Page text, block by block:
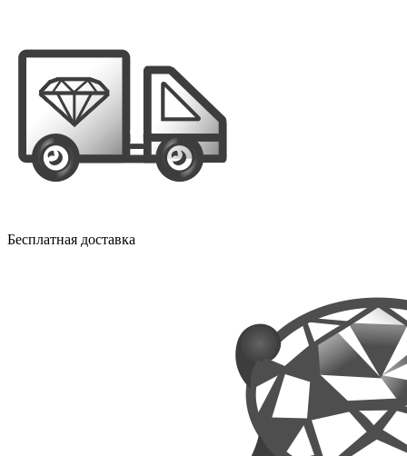
Бесплатная доставка